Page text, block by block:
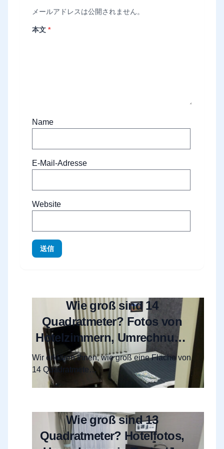
メールアドレスは公開されません。
本文 *
Name
E-Mail-Adresse
Website
送信
Wie groß sind 14
Quadratmeter? Fotos von
Hotelzimmern, Umrechnung
in Tsubo/Tatami und
Grundriss-Infos
Wir erklären Ihnen, wie groß eine Fläche von
14 Quadratmete…
Wie groß sind 13
Quadratmeter? Hotelfotos,